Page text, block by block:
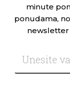
minute
ponudama,